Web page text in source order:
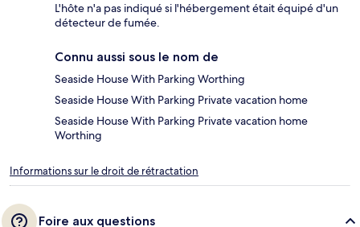
L'hôte n'a pas indiqué si l'hébergement était équipé d'un
détecteur de fumée.
Connu aussi sous le nom de
Seaside House With Parking Worthing
Seaside House With Parking Private vacation home
Seaside House With Parking Private vacation home
Worthing
Informations sur le droit de rétractation
Foire aux questions